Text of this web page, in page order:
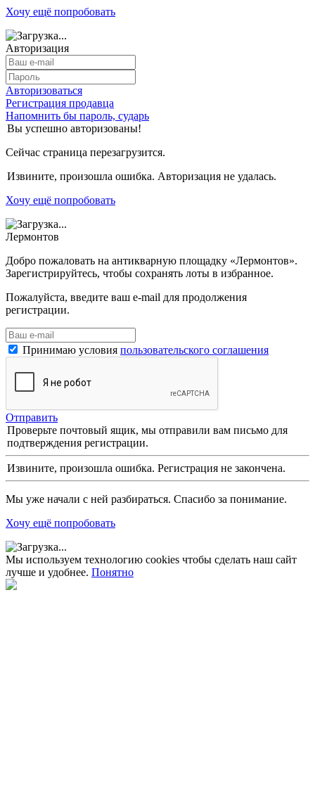
Хочу ещё попробовать
Авторизация
Авторизоваться
Регистрация продавца
Напомнить бы пароль, сударь
Вы успешно авторизованы!
Сейчас страница перезагрузится.
Извините, произошла ошибка. Авторизация не удалась.
Хочу ещё попробовать
Лермонтов
Добро пожаловать на антикварную площадку «Лермонтов».
Зарегистрируйтесь, чтобы сохранять лоты в избранное.
Пожалуйста, введите ваш e-mail для продолжения
регистрации.
Принимаю условия пользовательского соглашения
Отправить
Проверьте почтовый ящик, мы отправили вам письмо для
подтверждения регистрации.
Извините, произошла ошибка. Регистрация не закончена.
Мы уже начали с ней разбираться. Спасибо за понимание.
Хочу ещё попробовать
Мы используем технологию cookies чтобы сделать наш сайт
лучше и удобнее. Понятно